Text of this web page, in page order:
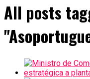
All posts